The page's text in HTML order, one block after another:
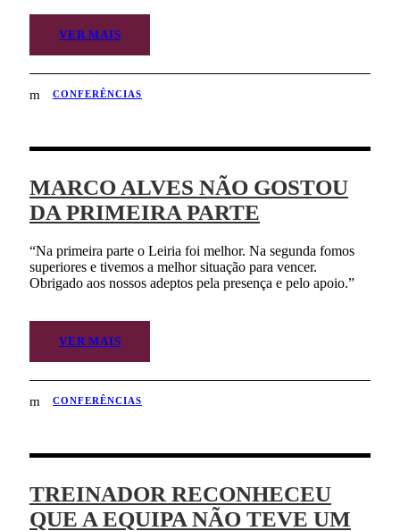
VER MAIS
CONFERÊNCIAS
MARCO ALVES NÃO GOSTOU
DA PRIMEIRA PARTE
“Na primeira parte o Leiria foi melhor. Na segunda fomos
superiores e tivemos a melhor situação para vencer.
Obrigado aos nossos adeptos pela presença e pelo apoio.”
VER MAIS
CONFERÊNCIAS
TREINADOR RECONHECEU
QUE A EQUIPA NÃO TEVE UM